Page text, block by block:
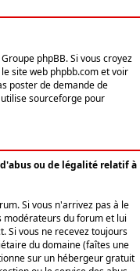
phpBB. Si vous croyez
site web phpbb.com et voir
poster de demande de
sourceforge pour
ou de légalité relatif à
Si vous n'arrivez pas à le
modérateurs du forum et lui
Si vous ne recevez toujours
du domaine (faîtes une
sur un hébergeur gratuit